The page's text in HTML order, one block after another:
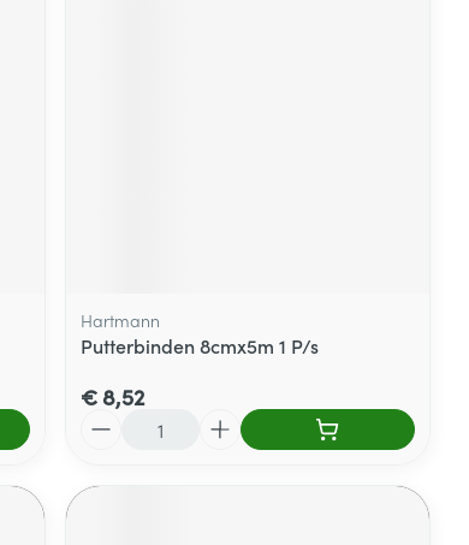
Hartmann
Putterbinden 8cmx5m 1 P/s
€ 8,52